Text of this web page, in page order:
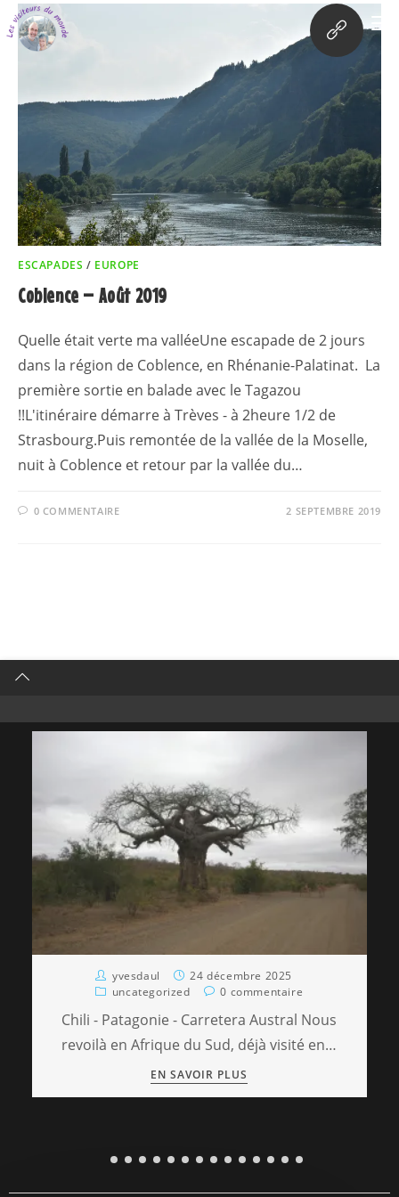
ESCAPADES / EUROPE
Coblence – Août 2019
Quelle était verte ma valléeUne escapade de 2 jours
dans la région de Coblence, en Rhénanie-Palatinat. La
première sortie en balade avec le Tagazou
!!L'itinéraire démarre à Trèves - à 2heure 1/2 de
Strasbourg.Puis remontée de la vallée de la Moselle,
nuit à Coblence et retour par la vallée du…
0 COMMENTAIRE 2 SEPTEMBRE 2019
yvesdaul
24 décembre 2025
uncategorized
0 commentaire
Chili - Patagonie - Carretera Austral Nous
revoilà en Afrique du Sud, déjà visité en…
EN SAVOIR PLUS